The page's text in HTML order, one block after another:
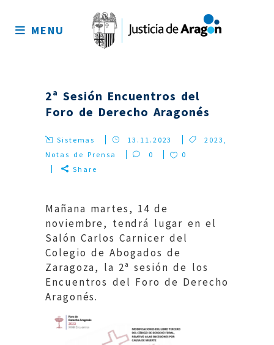
sitio
MENU
2ª Sesión Encuentros del
Foro de Derecho Aragonés
Sistemas 13.11.2023 2023 ,
Notas de Prensa
0
0
Share
Mañana martes, 14 de
noviembre, tendrá lugar en el
Salón Carlos Carnicer del
Colegio de Abogados de
Zaragoza, la 2ª sesión de los
Encuentros del Foro de Derecho
Aragonés.